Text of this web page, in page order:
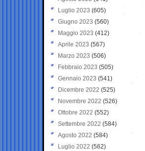
Luglio 2023 (605)
Giugno 2023 (560)
Maggio 2023 (412)
Aprile 2023 (567)
Marzo 2023 (506)
Febbraio 2023 (505)
Gennaio 2023 (541)
Dicembre 2022 (525)
Novembre 2022 (526)
Ottobre 2022 (552)
Settembre 2022 (584)
Agosto 2022 (584)
Luglio 2022 (562)